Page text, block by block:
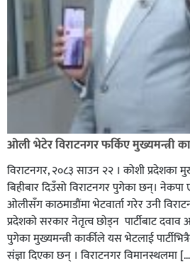
ओली भेटेर विराटनगर फर्किए मुख्यमन्त्री
विराटनगर, २०८३ साउन २२ । कोशी प्रदेशका
बिहीबार दिउँसो विराटनगर पुगेका छन्। नेकपा
ओलीसँग काठमाडौंमा भेटवार्ता गरेर उनी
प्रदेशकाे सरकार नेतृत्व छाेड्न पार्टीबाट
पुगेका मुख्यमन्त्री कार्कीले यस भेटलाई
संज्ञा दिएका छन् । विराटनगर विमानस्थलमा